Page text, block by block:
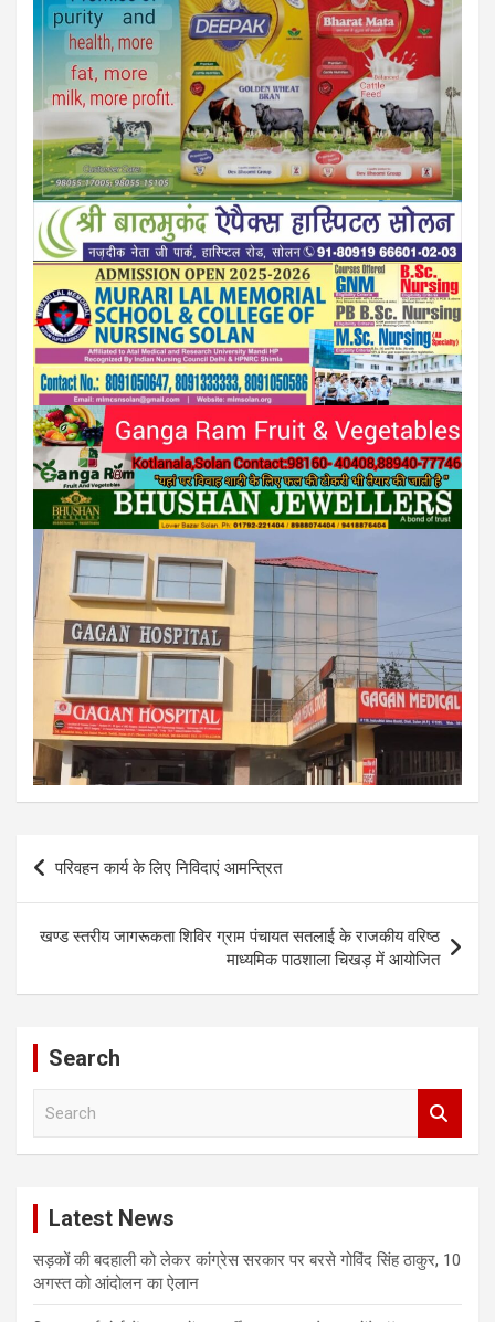
Post
navigation
परिवहन कार्य के लिए निविदाएं आमन्त्रित
खण्ड स्तरीय जागरूकता शिविर ग्राम पंचायत सतलाई के राजकीय वरिष्ठ
माध्यमिक पाठशाला चिखड़ में आयोजित
Search
Latest News
सड़कों की बदहाली को लेकर कांग्रेस सरकार पर बरसे गोविंद सिंह ठाकुर, 10
अगस्त को आंदोलन का ऐलान